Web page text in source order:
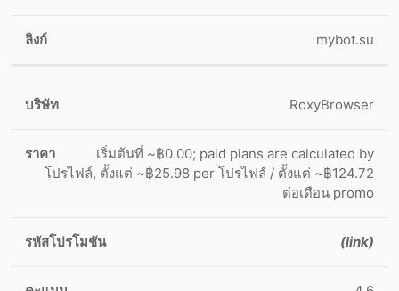
mybot.su
RoxyBrowser
เริ่มต้นที่ ~฿0.00; paid plans are calculated by
โปรไฟล์, ตั้งแต่ ~฿25.98 per โปรไฟล์ / ตั้งแต่ ~฿124.72
ต่อเดือน promo
(link)